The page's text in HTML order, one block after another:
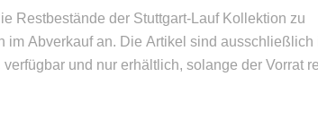
Restbestände der Stuttgart-Lauf Kollektion zu
im Abverkauf an. Die Artikel sind ausschließlich
und nur erhältlich, solange der Vorrat